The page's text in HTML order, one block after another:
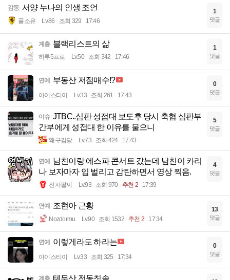
감동 서양 누나의 인생 조언
풀소유 Lv.86 조회 329 17:46
1
댓글
계층 블랙리스트의 삶
하루5프로 Lv.50 조회 342 17:46
1
댓글
연예 부동산 저점매수!?
아이스티이 Lv.33 조회 261 17:43
0
댓글
이슈 JTBC..심판 성접대 보도후 당시 축협 심판부
간부에게 성접대 한 이유를 물으니
왜구김당 Lv.73 조회 424 17:43
5
댓글
연예
남친이랑 에스파 콘서트 갔는데 남친이 카리
나 보자마자 입 벌리고 감탄하면서 영상 찍음.
전자팔찌 Lv.93 조회 970 추천 2 17:39
4
댓글
연예 조현아 근황
Nozdormu Lv.90 조회 1532 추천 2 17:34
13
댓글
연예 이렇게라도 하라는
아이스티이 Lv.33 조회 325 17:34
0
댓글
계층 테무산 전동칫솔